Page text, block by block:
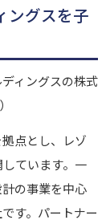
ングスを子
ィングスの株式
点とし、レゾ
ています。 一
の事業を中心
す。パートナー